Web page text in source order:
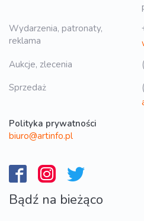
Wydarzenia, patronaty,
reklama
Aukcje, zlecenia
Sprzedaż
Polityka prywatności
biuro@artinfo.pl
Bądź na bieżąco